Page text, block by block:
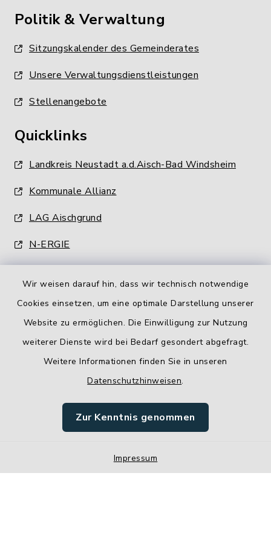
Wir weisen darauf hin, dass wir technisch notwendige
Cookies einsetzen, um eine optimale Darstellung unserer
Website zu ermöglichen. Die Einwilligung zur Nutzung
weiterer Dienste wird bei Bedarf gesondert abgefragt.
Weitere Informationen finden Sie in unseren
Datenschutzhinweisen.
Zur Kenntnis genommen
Impressum
Politik & Verwaltung
Sitzungskalender des Gemeinderates
Unsere Verwaltungsdienstleistungen
Stellenangebote
Quicklinks
Landkreis Neustadt a.d.Aisch-Bad Windsheim
Kommunale Allianz
LAG Aischgrund
N-ERGIE
Barrierefreiheit
Impressum
Sitemap